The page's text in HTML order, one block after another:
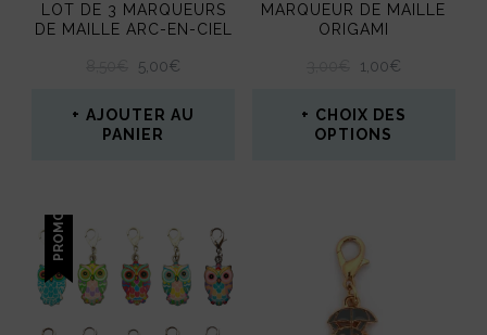
LOT DE 3 MARQUEURS
DE MAILLE ARC-EN-CIEL
LE
INITIAL
ÉTAIT :
5,00€
ACTUEL
AJOUTER AU
PANIER
MARQUEUR DE MAILLE
ORIGAMI
LE
INITIAL
ÉTAIT :
1,00€LE
ACTUEL
CHOIX DES
OPTIONS
a
plusieurs
variations.
PROMO !